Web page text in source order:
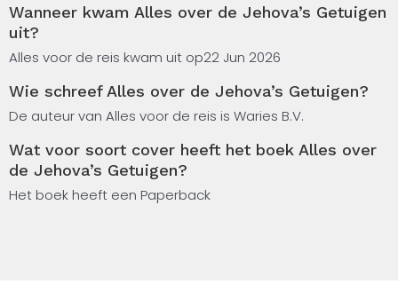
intelligentie, geeft je een feitelijk overzicht van het
ontstaan van de beweging in de negentiende eeuw, de
kernpunten van haar geloofsovertuigingen en de manier
over het zendelingwerk, de rol van het
Wachttorengenootschap, opvattingen over bloed,
de gemeenschap voor haar leden.
Het boek is geschreven als een informatieve introductie,
Wanneer kwam Alles over de Jehova’s Getuigen
uit?
Alles voor de reis kwam uit op22 Jun 2026
Wie schreef Alles over de Jehova’s Getuigen?
De auteur van Alles voor de reis is Waries B.V.
Wat voor soort cover heeft het boek Alles over
de Jehova’s Getuigen?
Het boek heeft een Paperback